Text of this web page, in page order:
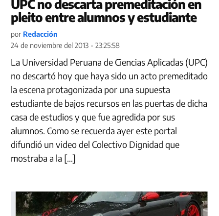
UPC no descarta premeditación en
pleito entre alumnos y estudiante
por Redacción
24 de noviembre del 2013 - 23:25:58
La Universidad Peruana de Ciencias Aplicadas (UPC)
no descartó hoy que haya sido un acto premeditado
la escena protagonizada por una supuesta
estudiante de bajos recursos en las puertas de dicha
casa de estudios y que fue agredida por sus
alumnos. Como se recuerda ayer este portal
difundió un video del Colectivo Dignidad que
mostraba a la […]